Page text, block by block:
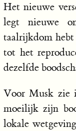
Het nieuwe
legt nieuwe
taalrijkdom
tot het
dezelfde
Voor Musk zie
moeilijk zijn
lokale